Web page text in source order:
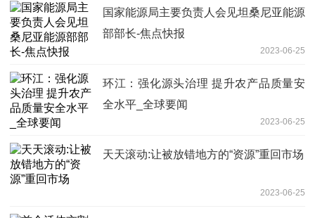
国家能源局主要负责人会见坦桑尼亚能源
部部长-焦点快报
2023-06-25
环江：强化源头治理 提升农产品质量安
全水平_全球要闻
2023-06-25
天天滚动:让被放错地方的“资源”重回市场
2023-06-25